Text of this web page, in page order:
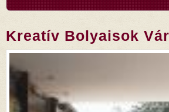
Kreatív Bolyaisok